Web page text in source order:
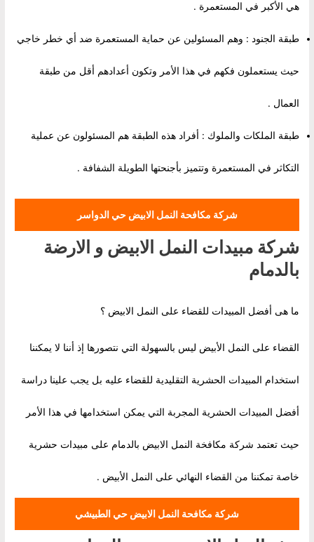
هي الأكبر في المستعمرة .
طبقة الجنود : وهم المسئولين عن حماية المستعمرة ضد أي خطر خاجي
حيث يستعملون فكهم في هذا الأمر وتكون أعدادهم أقل من طبقة
العمال .
طبقة الملكات والملوك : أفراد هذه الطبقة هم المسئولون عن عملية
التكاثر في المستعمرة وتتميز بأجنحتها الطويلة الشفافة .
شركة مكافحة النمل الابيض حي الدواسر
شركة مبيدات النمل الابيض و الارضة
بالدمام
ما هى أفضل المبيدات للقضاء على النمل الابيض ؟
القضاء على النمل الأبيض ليس بالسهولة التي نتصورها إذ أننا لا يمكننا
استخدام المبيدات الحشرية التقليدية للقضاء عليه بل يجب علينا دراسة
أفضل المبيدات الحشرية المجربة التي يمكن استخدامها في هذا الأمر
حيث تعتمد شركة مكافخة النمل الابيض بالدمام على مبيدات حشرية
خاصة تمكننا من القضاء النهائي على النمل الأبيض .
شركة مكافحة النمل الابيض حي الطبيشي